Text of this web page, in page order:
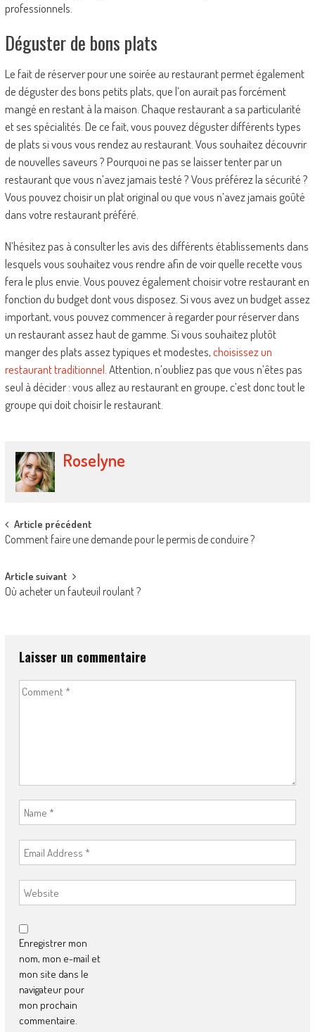
professionnels.
Déguster de bons plats
Le fait de réserver pour une soirée au restaurant permet également
de déguster des bons petits plats, que l’on aurait pas forcément
mangé en restant à la maison. Chaque restaurant a sa particularité
et ses spécialités. De ce fait, vous pouvez déguster différents types
de plats si vous vous rendez au restaurant. Vous souhaitez découvrir
de nouvelles saveurs ? Pourquoi ne pas se laisser tenter par un
restaurant que vous n’avez jamais testé ? Vous préférez la sécurité ?
Vous pouvez choisir un plat original ou que vous n’avez jamais goûté
dans votre restaurant préféré.
N’hésitez pas à consulter les avis des différents établissements dans
lesquels vous souhaitez vous rendre afin de voir quelle recette vous
fera le plus envie. Vous pouvez également choisir votre restaurant en
fonction du budget dont vous disposez. Si vous avez un budget assez
important, vous pouvez commencer à regarder pour réserver dans
un restaurant assez haut de gamme. Si vous souhaitez plutôt
manger des plats assez typiques et modestes,choisissez un
restaurant traditionnel. Attention, n’oubliez pas que vous n’êtes pas
seul à décider : vous allez au restaurant en groupe, c’est donc tout le
groupe qui doit choisir le restaurant.
Roselyne
Post
navigation
Article précédent
Comment faire une demande pour le permis de conduire ?
Article suivant
Où acheter un fauteuil roulant ?
Laisser un commentaire
Enregistrer mon
nom, mon e-mail et
mon site dans le
navigateur pour
mon prochain
commentaire.